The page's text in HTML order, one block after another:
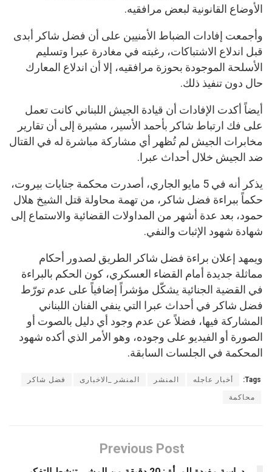
الأوضاع القانونية لبعض مرافقيه.
وأجمعت إفادات الضباط الأمنيين على أن فضل شاكر أبدى
قبل اندلاع الاشتباكات، رغبته في مغادرة عبرا وتسليم
الأسلحة الموجودة بحوزة مرافقيه، إلا أن اندلاع المعارك
حال دون تنفيذ ذلك.
أيضاً أكدت الإفادات أن قيادة الجيش اللبناني كانت تعمل
على فك ارتباط شاكر بأحمد الأسير، مشيرة إلى أن تقارير
مخابرات الجيش لم تُظهر أي مشاركة مباشرة له في القتال
ضد الجيش خلال أحداث عبرا.
يذكر أنه في 5 مايو الجاري، أصدرت محكمة جنايات بيروت،
حكماً ببراءة فضل شاكر، من تهمة محاولة قتل الشيخ هلال
حمود، بعد عدة أشهر من المداولات القضائية والاستماع إلى
شهادة شهود الإثبات والنفي.
ويمهد إعلان براءة فضل شاكر الطريق لصدور أحكام
مماثلة جديدة أمام القضاء العسكري، كون الحكم بالبراءة
في القضية الجنائية يشكّل مؤشراً إضافياً على عدم تورّط
فضل شاكر في أحداث عبرا التي ينفي الفنان اللبناني
المشاركة فيها، فضلاً عن عدم وجود أي دليل بالصوت أو
الصورة أو الفيديو على وجوده، وهو الأمر الذي أكده شهود
المحكمة في الجلسات السابقة.
Tags: أخبار عاجله المنشر المنشر _الاخبارى فضل شاكر
محاكمة
Previous Post